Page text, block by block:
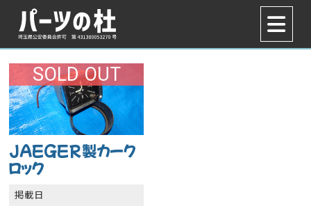
SOLD OUT
JAEGER製カーク
ロック
掲載日